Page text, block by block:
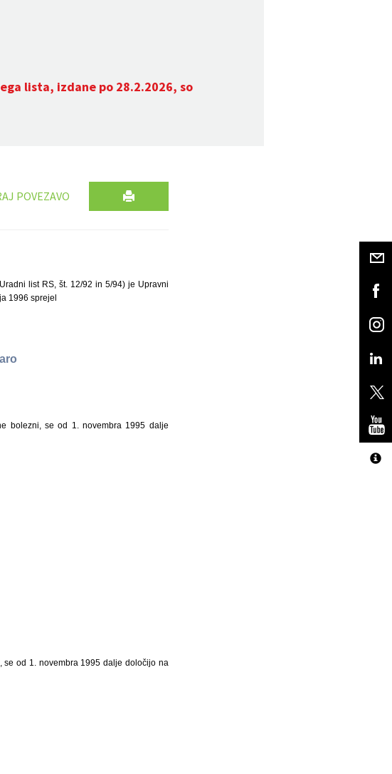
lista, izdane po 28.2.2026, so
POVEZAVO
list RS, št. 12/92 in 5/94) je Upravni
1996 sprejel
bolezni, se od 1. novembra 1995 dalje
od 1. novembra 1995 dalje določijo na